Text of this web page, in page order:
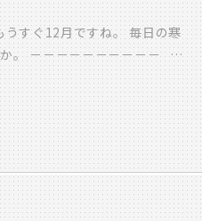
まいがカタチになっていきま
報に動画撮影用のiPhoneが届
タを確認すると・・・
！！？ iPhoneを手配し、設
そうで 思いがけないサプライ
並べ、数分置きに待ち受けの
藤さん、右が菅原家ので
すぐ12月ですね。 毎日の寒
。 －－－－－－－－－－ 来
～12/12（日） 由布市挾間町
！！ 12/4（土）～
にて 完成見学会を行いま
☞☞ コンパクトな平屋由布
イスタウン青山）
－－－－－
の方が多いので 暖房の設定